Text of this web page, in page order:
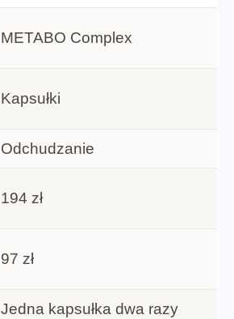
METABO Complex
Kapsułki
Odchudzanie
194 zł
97 zł
Jedna kapsułka dwa razy